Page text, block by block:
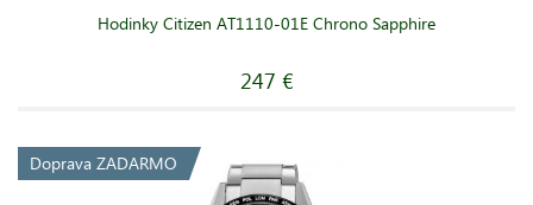
Hodinky Citizen AT1110-01E Chrono Sapphire
247 €
Doprava ZADARMO